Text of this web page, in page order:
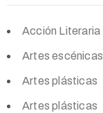
Acción Literaria
Artes escénicas
Artes plásticas
Artes plásticas